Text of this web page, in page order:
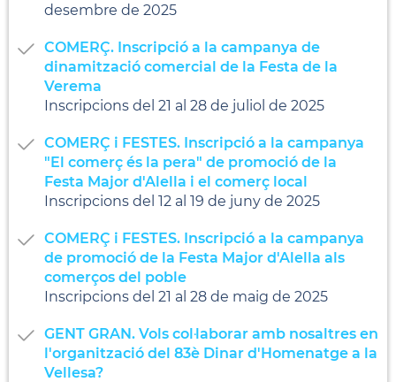
desembre de 2025
COMERÇ. Inscripció a la campanya de
dinamització comercial de la Festa de la
Verema
Inscripcions del 21 al 28 de juliol de 2025
COMERÇ i FESTES. Inscripció a la campanya
"El comerç és la pera" de promoció de la
Festa Major d'Alella i el comerç local
Inscripcions del 12 al 19 de juny de 2025
COMERÇ i FESTES. Inscripció a la campanya
de promoció de la Festa Major d'Alella als
comerços del poble
Inscripcions del 21 al 28 de maig de 2025
GENT GRAN. Vols col·laborar amb nosaltres en
l'organització del 83è Dinar d'Homenatge a la
Vellesa?